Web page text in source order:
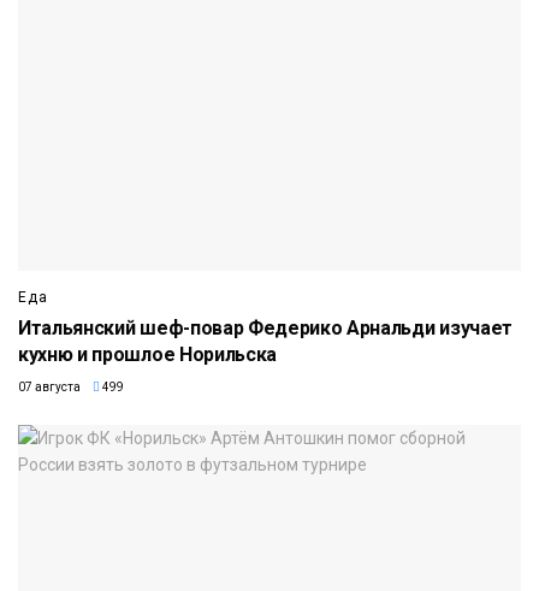
Еда
Итальянский шеф-повар Федерико Арнальди изучает
кухню и прошлое Норильска
07 августа 499